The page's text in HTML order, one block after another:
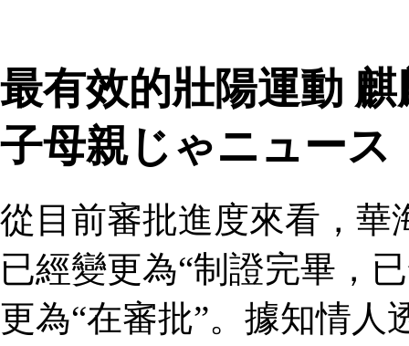
最有效的壯陽運動
子母親じゃニュース
從目前審批進度來看，華
已經變更為“制證完畢，
更為“在審批”。據知情